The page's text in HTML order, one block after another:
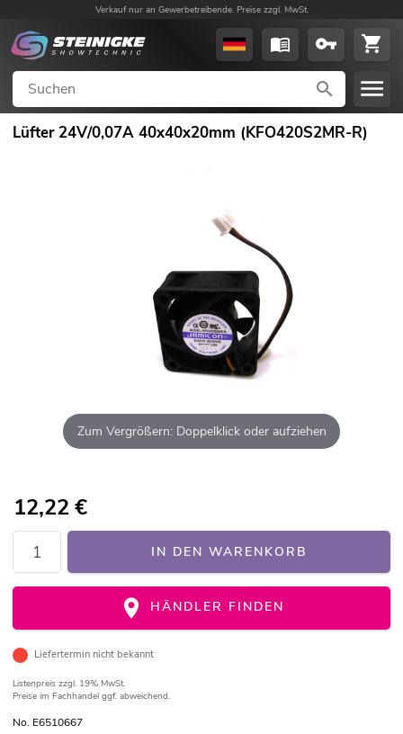
Verkauf nur an Gewerbetreibende. Preise zzgl. MwSt.
Lüfter 24V/0,07A 40x40x20mm (KFO420S2MR-R)
Zum Vergrößern: Doppelklick oder aufziehen
12,22 €
IN DEN WARENKORB
HÄNDLER FINDEN
Liefertermin nicht bekannt
Listenpreis zzgl. 19% MwSt.
Preise im Fachhandel ggf. abweichend.
No. E6510667